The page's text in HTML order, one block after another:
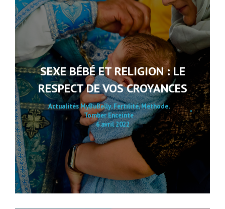
SEXE BÉBÉ ET RELIGION : LE
RESPECT DE VOS CROYANCES
Actualités MyBuBelly,Fertilité,Méthode,
Tomber Enceinte
6 avril 2022